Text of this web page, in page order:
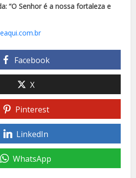
“O Senhor é a nossa fortaleza e
Facebook
X
Pinterest
LinkedIn
WhatsApp